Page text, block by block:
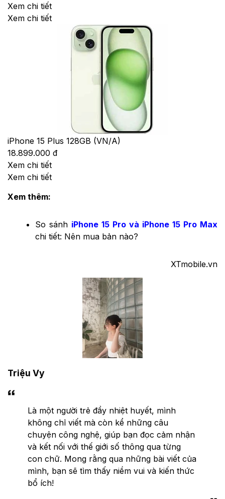
Xem chi tiết
Xem chi tiết
iPhone 15 Plus 128GB (VN/A)
18.899.000 đ
Xem chi tiết
Xem chi tiết
Xem thêm:
So sánh iPhone 15 Pro và iPhone 15 Pro Max
chi tiết: Nên mua bản nào?
XTmobile.vn
Triệu Vy
Là một người trẻ đầy nhiệt huyết, mình
không chỉ viết mà còn kể những câu
chuyện công nghệ, giúp bạn đọc cảm nhận
và kết nối với thế giới số thông qua từng
con chữ. Mong rằng qua những bài viết của
mình, bạn sẽ tìm thấy niềm vui và kiến thức
bổ ích!